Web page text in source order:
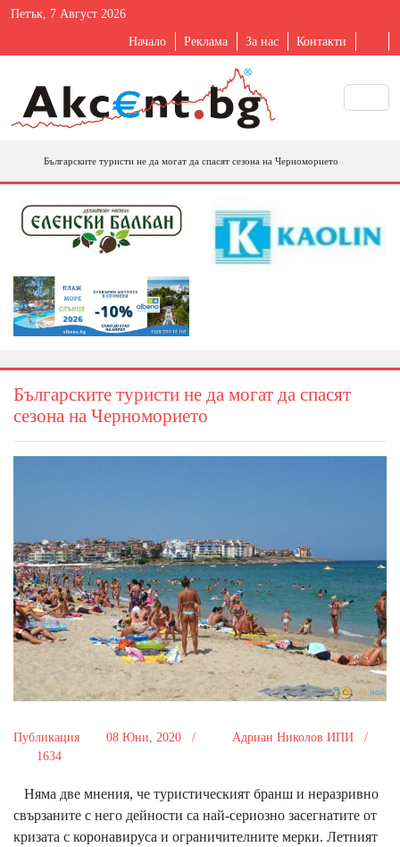
Петък, 7 Август 2026
Начало Реклама За нас Контакти
Българските туристи нe да могат да спасят сезона на Черноморието
Българските туристи нe да могат да спасят
сезона на Черноморието
Публикация 08 Юни, 2020 /
Адриан Николов ИПИ /
1634
Няма две мнения, че туристическият бранш и неразривно
свързаните с него дейности са най-сериозно засегнатите от
кризата с коронавируса и ограничителните мерки. Летният